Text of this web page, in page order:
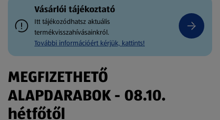
Vásárlói tájékoztató
Itt tájékozódhatsz aktuális
termékvisszahívásainkról.
További információért kérjük, kattints!
MEGFIZETHETŐ
ALAPDARABOK - 08.10.
hétfőtől